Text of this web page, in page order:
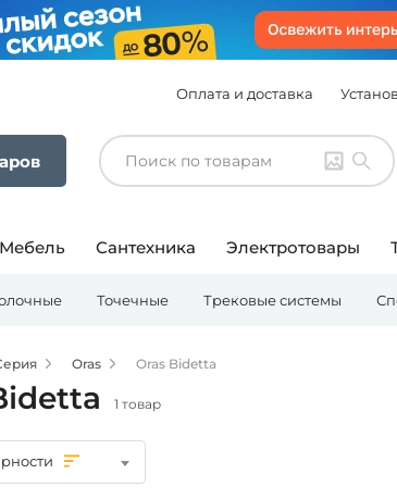
Оплата и доставка
Мебель Сантехника Электротовары
Точечные Трековые системы
Oras Oras Bidetta
1 товар